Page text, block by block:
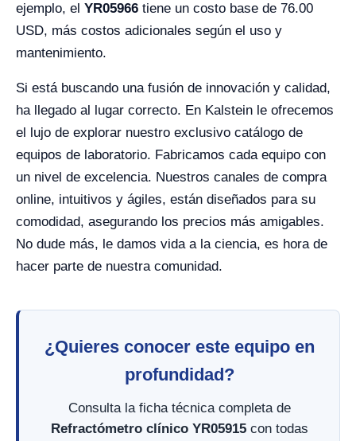
ejemplo, el YR05966 tiene un costo base de 76.00
USD, más costos adicionales según el uso y
mantenimiento.
Si está buscando una fusión de innovación y calidad,
ha llegado al lugar correcto. En Kalstein le ofrecemos
el lujo de explorar nuestro exclusivo catálogo de
equipos de laboratorio. Fabricamos cada equipo con
un nivel de excelencia. Nuestros canales de compra
online, intuitivos y ágiles, están diseñados para su
comodidad, asegurando los precios más amigables.
No dude más, le damos vida a la ciencia, es hora de
hacer parte de nuestra comunidad.
¿Quieres conocer este equipo en
profundidad?
Consulta la ficha técnica completa de
Refractómetro clínico YR05915con todas